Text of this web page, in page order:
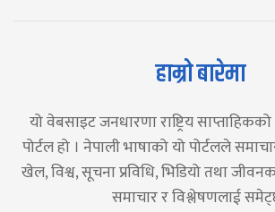
हाम्रो बारेमा
यो वेबसाइट जनधारणा राष्ट्रिय
पोर्टल हो । नेपाली भाषाको यो पोर्टलले
खेल, विश्व, सूचना प्रविधि, भिडियो तथा
समाचार र विश्लेषणलाई